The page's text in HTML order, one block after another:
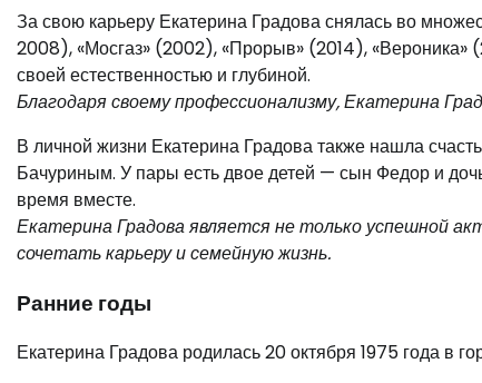
За свою карьеру Екатерина Градова снялась во
2008), «Мосгаз» (2002), «Прорыв» (2014), «Вероника»
своей естественностью и глубиной.
Благодаря своему профессионализму, Екатерина
В личной жизни Екатерина Градова также нашла
Бачуриным. У пары есть двое детей — сын Федор и
время вместе.
Екатерина Градова является не только успешной
сочетать карьеру и семейную жизнь.
Ранние годы
Екатерина Градова родилась 20 октября 1975 года в